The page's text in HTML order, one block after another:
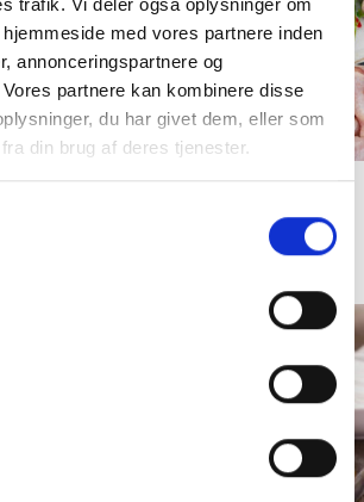
med vores partnere inden
annonceringspartnere og
partnere kan kombinere disse
du har givet dem, eller som
din brug af deres tjenester.
400gr.